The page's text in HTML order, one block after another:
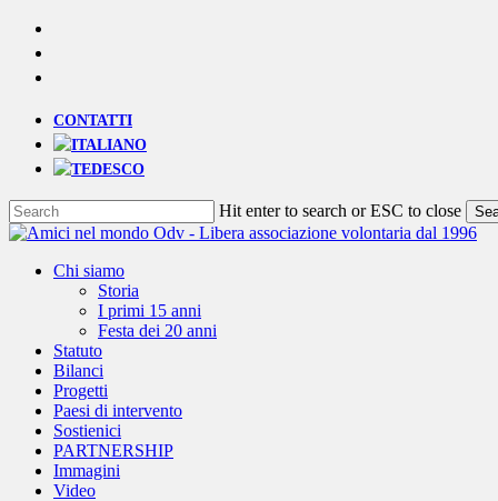
Skip
content
CONTATTI
Hit enter to search or ESC to close
Close
Menu
Chi siamo
Storia
I primi 15 anni
Festa dei 20 anni
Statuto
Bilanci
Progetti
Paesi di intervento
Sostienici
PARTNERSHIP
Immagini
Video